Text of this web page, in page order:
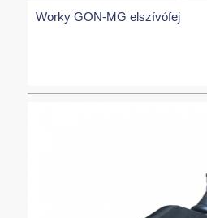
Worky GON-MG elszívófej